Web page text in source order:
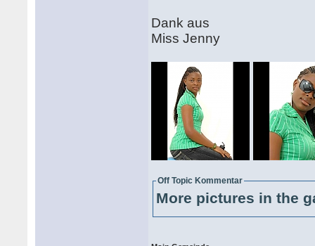
Dank aus
Miss Jenny
Off Topic Kommentar
More pictures in the